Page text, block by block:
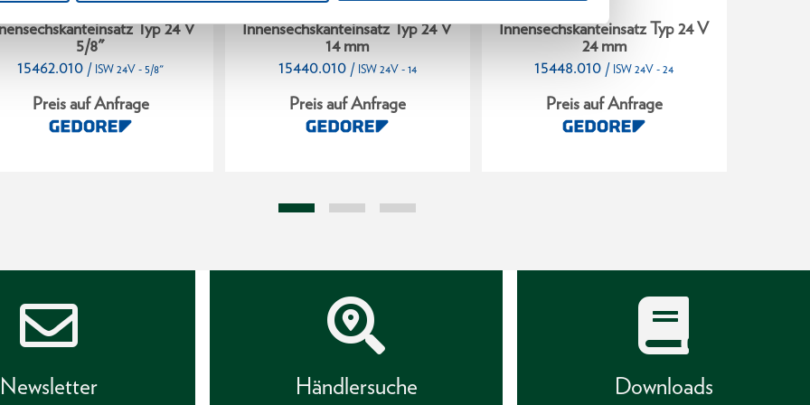
Typ 24 V
5/8"
15462.010 / ISW 24V - 5/8"
Preis auf Anfrage
Innensechskanteinsatz Typ 24 V
14 mm
15440.010 / ISW 24V - 14
Preis auf Anfrage
Innensechskanteinsatz Typ 24 V
24 mm
15448.010 / ISW 24V - 24
Preis auf Anfrage
Newsletter Händlersuche Downloads